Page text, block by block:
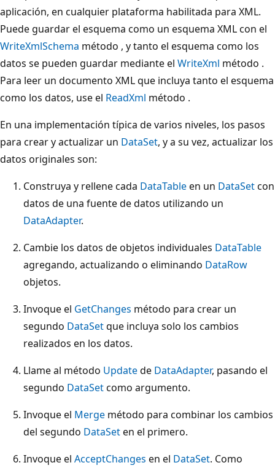
aplicación, en cualquier plataforma habilitada para XML.
Puede guardar el esquema como un esquema XML con el
WriteXmlSchema método , y tanto el esquema como los
datos se pueden guardar mediante el WriteXml método .
Para leer un documento XML que incluya tanto el esquema
como los datos, use el ReadXml método .
En una implementación típica de varios niveles, los pasos
para crear y actualizar un DataSet, y a su vez, actualizar los
datos originales son:
Construya y rellene cada DataTableen un DataSetcon
datos de una fuente de datos utilizando un
DataAdapter.
Cambie los datos de objetos individuales DataTable
agregando, actualizando o eliminando DataRow
objetos.
Invoque el GetChanges método para crear un
segundo DataSetque incluya solo los cambios
realizados en los datos.
Llame al método Updatede DataAdapter, pasando el
segundo DataSetcomo argumento.
Invoque el Merge método para combinar los cambios
del segundo DataSeten el primero.
Invoque el AcceptChanges en el DataSet. Como